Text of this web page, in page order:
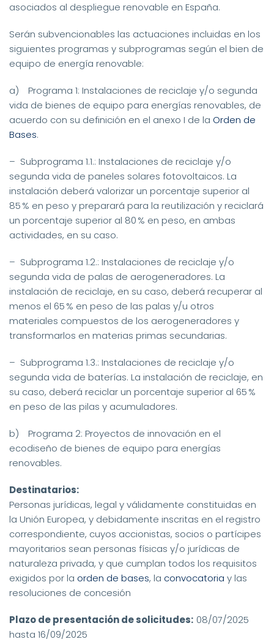
asociados al despliegue renovable en España.
Serán subvencionables las actuaciones incluidas en los
siguientes programas y subprogramas según el bien de
equipo de energía renovable:
a) Programa 1: Instalaciones de reciclaje y/o segunda
vida de bienes de equipo para energías renovables, de
acuerdo con su definición en el anexo I de la Orden de
Bases.
– Subprograma 1.1.: Instalaciones de reciclaje y/o
segunda vida de paneles solares fotovoltaicos. La
instalación deberá valorizar un porcentaje superior al
85 % en peso y preparará para la reutilización y reciclará
un porcentaje superior al 80 % en peso, en ambas
actividades, en su caso.
– Subprograma 1.2.: Instalaciones de reciclaje y/o
segunda vida de palas de aerogeneradores. La
instalación de reciclaje, en su caso, deberá recuperar al
menos el 65 % en peso de las palas y/u otros
materiales compuestos de los aerogeneradores y
transformarlos en materias primas secundarias.
– Subprograma 1.3.: Instalaciones de reciclaje y/o
segunda vida de baterías. La instalación de reciclaje, en
su caso, deberá reciclar un porcentaje superior al 65 %
en peso de las pilas y acumuladores.
b) Programa 2: Proyectos de innovación en el
ecodiseño de bienes de equipo para energías
renovables.
Destinatarios:
Personas jurídicas, legal y válidamente constituidas en
la Unión Europea, y debidamente inscritas en el registro
correspondiente, cuyos accionistas, socios o partícipes
mayoritarios sean personas físicas y/o jurídicas de
naturaleza privada, y que cumplan todos los requisitos
exigidos por la orden de bases, la convocatoria y las
resoluciones de concesión
Plazo de presentación de solicitudes: 08/07/2025
hasta 16/09/2025